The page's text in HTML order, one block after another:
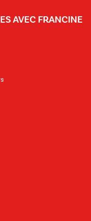
AVEC FRANCINE